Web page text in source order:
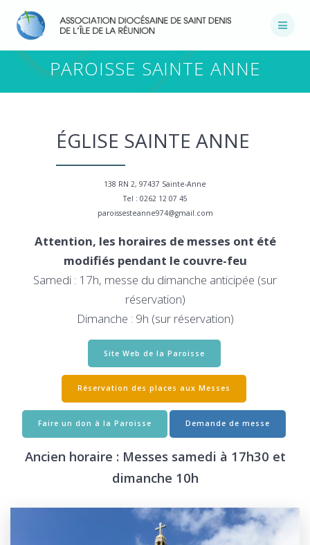
au
contenu
PAROISSE SAINTE ANNE
ÉGLISE SAINTE ANNE
138 RN 2, 97437 Sainte-Anne
Tel : 0262 12 07 45
paroissesteanne974@gmail.com
Attention, les horaires de messes ont été
modifiés pendant le couvre-feu
Samedi : 17h, messe du dimanche anticipée (sur
réservation)
Dimanche : 9h (sur réservation)
Site Web de la Paroisse
Réservation des places aux Messes
Faire un don à la Paroisse Demande de messe
Ancien horaire : Messes samedi à 17h30 et
dimanche 10h